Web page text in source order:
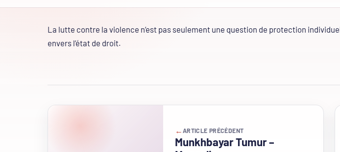
La lutte contre la violence n’est pas seulement une question de protection
envers l’état de droit.
← ARTICLE PRÉCÉDENT
Munkhbayar Tumur –